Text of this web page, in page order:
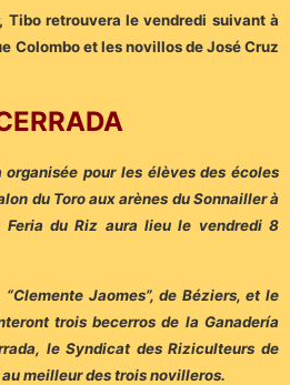
Tibo retrouvera le vendredi suivant à
Colombo et les novillos de José Cruz
pour les élèves des écoles
du Toro aux arènes du Sonnailler à
Feria du Riz aura lieu le vendredi 8
“Clemente Jaomes”, de Béziers, et le
trois becerros de la Ganadería
le Syndicat des Riziculteurs de
meilleur des trois novilleros.